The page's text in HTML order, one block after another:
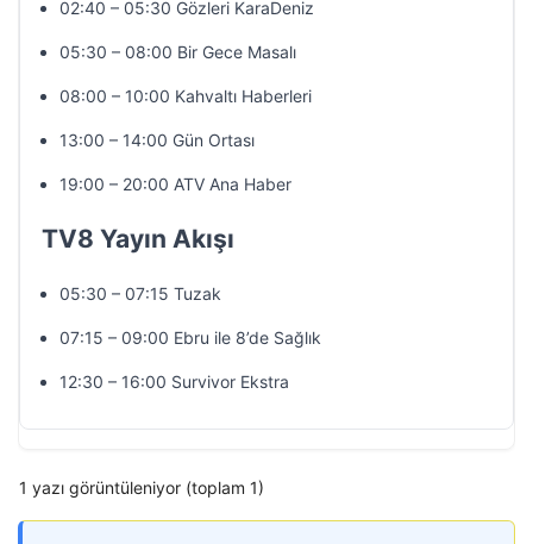
02:40 – 05:30 Gözleri KaraDeniz
05:30 – 08:00 Bir Gece Masalı
08:00 – 10:00 Kahvaltı Haberleri
13:00 – 14:00 Gün Ortası
19:00 – 20:00 ATV Ana Haber
TV8 Yayın Akışı
05:30 – 07:15 Tuzak
07:15 – 09:00 Ebru ile 8’de Sağlık
12:30 – 16:00 Survivor Ekstra
1 yazı görüntüleniyor (toplam 1)